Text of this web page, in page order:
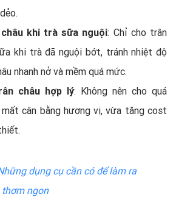
khi trà sữa nguội: Chỉ cho trân
khi trà đã nguội bớt, tránh nhiệt độ
nhanh nở và mềm quá mức.
châu hợp lý: Không nên cho quá
mất cân bằng hương vị, vừa tăng cost
dụng cụ cần có để làm ra
ngon